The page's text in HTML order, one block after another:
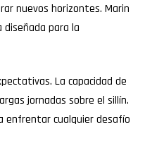
nuevos horizontes. Marin
diseñada para la
La capacidad de
jornadas sobre el sillín.
enfrentar cualquier desafío